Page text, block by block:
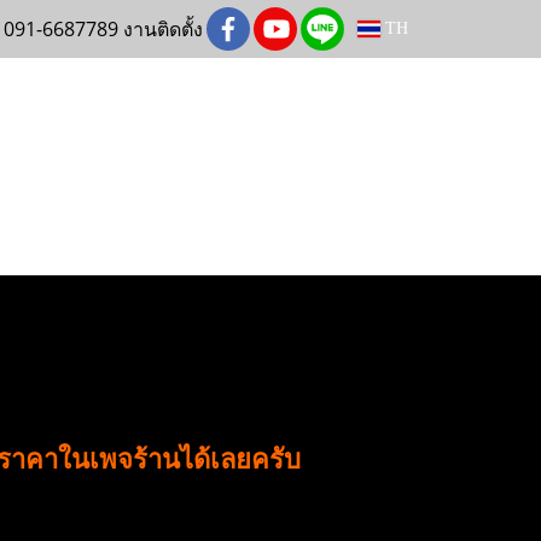
6687789 งานติดตั้ง TH
คาในเพจร้านได้เลยครับ